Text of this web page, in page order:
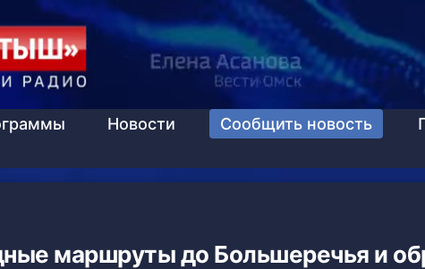
Новости Сообщить новость
маршруты до Большеречья и